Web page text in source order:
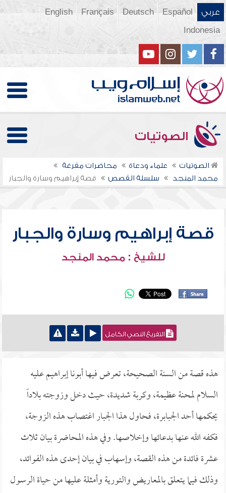
عربي Español
Deutsch
Français
English
Indonesia
الصوتيات
الصوتيات علماء ودعاة
محاضرات مفرغة
محمد المنجد
سلسلة القصص قصة إبراهيم وسارة والجبار
قصة إبراهيم وسارة والجبار
للشيخ : محمد المنجد
التفريغ النصي الكامل
هذه قصة من السنة الصحيحة، تعرض فيها أبونا إبراهيم عليه
السلام لمحنة عظيمة، وكربة شديدة، حيث دخل وزوجته بلاداً
يحكمها أحد الجبابرة، فحاول هذا الجبار اغتصاب هذه الزوجة،
فكفه الله عنها بدعائها وإخلاصها. وفي هذه المحاضرة بيان ثلاث
عشرة فائدة من هذه القصة، وإسهاب في بيان إحدى هذه الفوائد،
وذلك فيما يتعلق بالمعاريض والتورية وأمثلة عليها من حياة الرسول